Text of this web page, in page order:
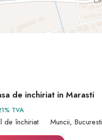
de inchiriat in Marasti
TVA
de închiriat Muncii, Bucuresti